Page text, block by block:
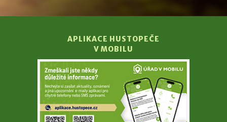
APLIKACE HUSTOPEČE
V MOBILU